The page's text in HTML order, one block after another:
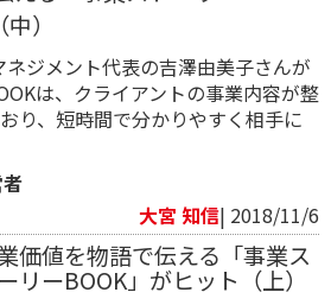
）
ジメント代表の吉澤由美子さんが
は、クライアントの事業内容が整
り、短時間で分かりやすく相手に
大宮 知信| 2018/11/6
価値を物語で伝える「事業ス
リーBOOK」がヒット（上）